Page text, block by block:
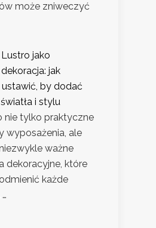
może zniweczyć
Lustro jako
dekoracja: jak
by dodać
i stylu
nie tylko praktyczne
wyposażenia, ale
ważne
dekoracyjne, które
każde